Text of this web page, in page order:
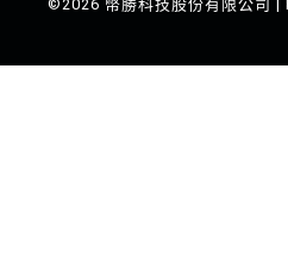
©2026 幣勝科技股份有限公司 |